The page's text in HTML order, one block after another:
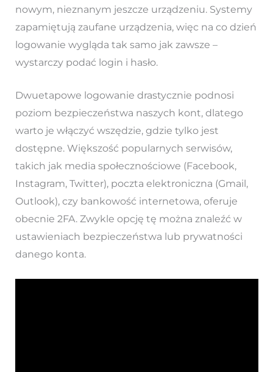
nowym, nieznanym jeszcze urządzeniu. Systemy
zapamiętują zaufane urządzenia, więc na co dzień
logowanie wygląda tak samo jak zawsze –
wystarczy podać login i hasło.
Dwuetapowe logowanie drastycznie podnosi
poziom bezpieczeństwa naszych kont, dlatego
warto je włączyć wszędzie, gdzie tylko jest
dostępne. Większość popularnych serwisów,
takich jak media społecznościowe (Facebook,
Instagram, Twitter), poczta elektroniczna (Gmail,
Outlook), czy bankowość internetowa, oferuje
obecnie 2FA. Zwykle opcję tę można znaleźć w
ustawieniach bezpieczeństwa lub prywatności
danego konta.